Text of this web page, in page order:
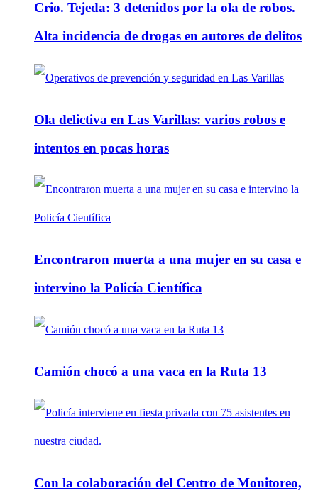
Crio. Tejeda: 3 detenidos por la ola de robos.
Alta incidencia de drogas en autores de delitos
Ola delictiva en Las Varillas: varios robos e
intentos en pocas horas
Encontraron muerta a una mujer en su casa e
intervino la Policía Científica
Camión chocó a una vaca en la Ruta 13
Con la colaboración del Centro de Monitoreo,